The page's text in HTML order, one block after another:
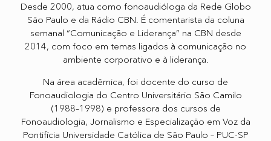
Desde 2000, atua como fonoaudióloga da Rede Globo
São Paulo e da Rádio CBN. É comentarista da coluna
semanal “Comunicação e Liderança” na CBN desde
2014, com foco em temas ligados à comunicação no
ambiente corporativo e à liderança.
Na área acadêmica, foi docente do curso de
Fonoaudiologia do Centro Universitário São Camilo
(1988–1998) e professora dos cursos de
Fonoaudiologia, Jornalismo e Especialização em Voz da
Pontifícia Universidade Católica de São Paulo – PUC-SP